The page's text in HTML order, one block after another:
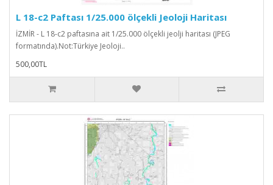
L 18-c2 Paftası 1/25.000 ölçekli Jeoloji Haritası
İZMİR - L 18-c2 paftasına ait 1/25.000 ölçekli jeolji haritası (JPEG
formatında).Not:Türkiye Jeoloji..
500,00TL